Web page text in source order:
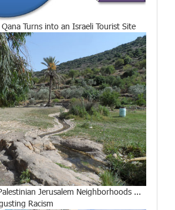
Turns into an Israeli Tourist Site
Jerusalem Neighborhoods ...
Racism